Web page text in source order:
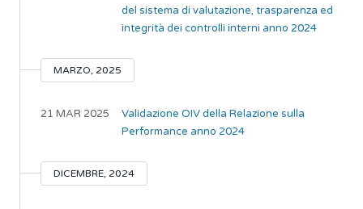
del sistema di valutazione, trasparenza ed
integrità dei controlli interni anno 2024
MARZO, 2025
21 MAR 2025
Validazione OIV della Relazione sulla
Performance anno 2024
DICEMBRE, 2024